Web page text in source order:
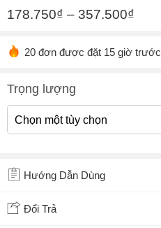
178.750₫ – 357.500₫
20 đơn được đặt 15 giờ trước
Trọng lượng
Hướng Dẫn Dùng
Đổi Trả